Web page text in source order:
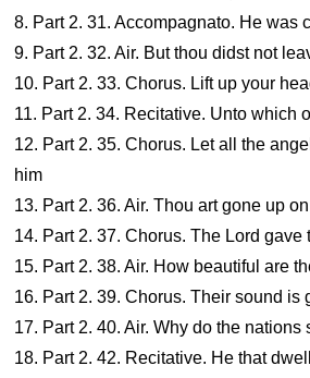
8. Part 2. 31. Accompagnato. He was
9. Part 2. 32. Air. But thou didst not
10. Part 2. 33. Chorus. Lift up your
11. Part 2. 34. Recitative. Unto which
12. Part 2. 35. Chorus. Let all the
him
13. Part 2. 36. Air. Thou art gone up
14. Part 2. 37. Chorus. The Lord gave
15. Part 2. 38. Air. How beautiful are
16. Part 2. 39. Chorus. Their sound is
17. Part 2. 40. Air. Why do the nations
18. Part 2. 42. Recitative. He that